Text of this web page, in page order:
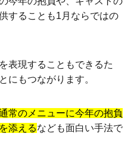
することも1月ならではの
表現することもできるた
にもつながります。
常のメニューに今年の抱負
添えるなども面白い手法で